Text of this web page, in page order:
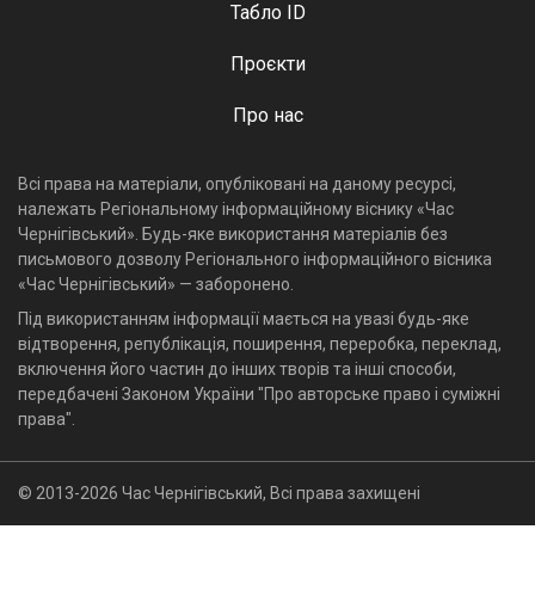
Табло ID
Проєкти
Про нас
Всі права на матеріали, опубліковані на даному ресурсі,
належать Регіональному інформаційному віснику «Час
Чернігівський». Будь-яке використання матеріалів без
письмового дозволу Регіонального інформаційного вісника
«Час Чернігівський» — заборонено.
Під використанням інформації мається на увазі будь-яке
відтворення, републікація, поширення, переробка, переклад,
включення його частин до інших творів та інші способи,
передбачені Законом України "Про авторське право і суміжні
права".
© 2013-2026 Час Чернігівський, Всі права захищені